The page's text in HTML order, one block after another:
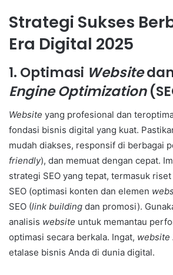
Strategi Sukses
Era Digital 2025
1. Optimasi Website
Engine Optimization
Website yang profesional dan
fondasi bisnis digital yang kuat.
mudah diakses, responsif di berbagai
friendly), dan memuat dengan cepat.
strategi SEO yang tepat, termasuk riset
SEO (optimasi konten dan elemen
SEO (link building dan promosi).
analisis website untuk memantau
optimasi secara berkala. Ingat, website
etalase bisnis Anda di dunia digital.